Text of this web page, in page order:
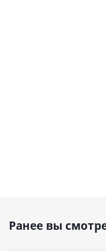
Ранее вы